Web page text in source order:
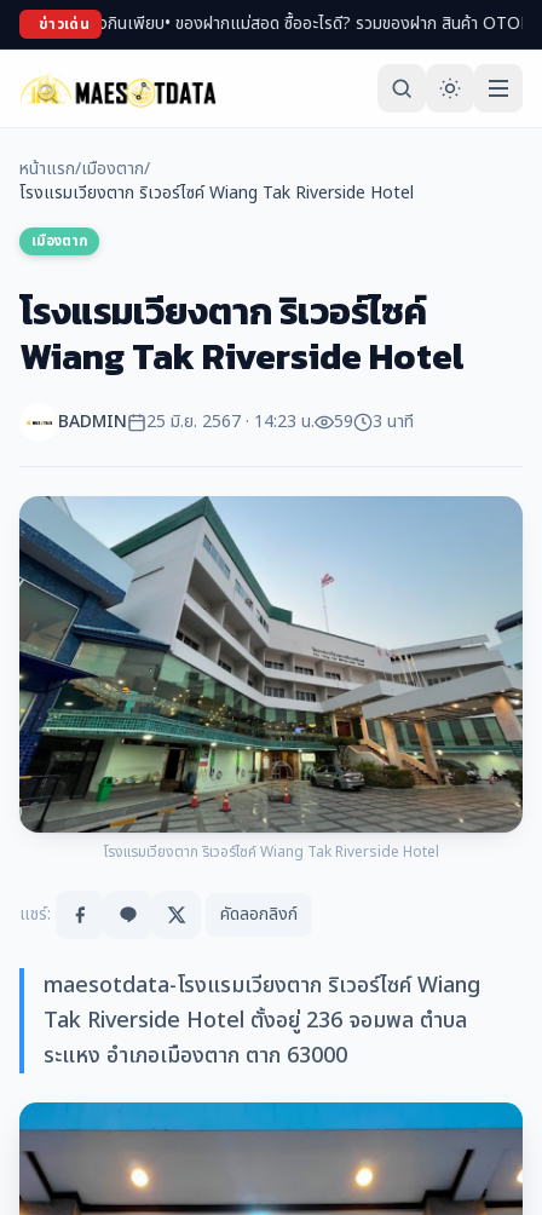
ข่าวเด่น
เพียบ• ของฝากแม่สอด ซื้ออะไรดี? รวมของฝาก สินค้า OTOP ขึ้นชื่อ• เที่ยวแม่ส
หน้าแรก/เมืองตาก/
โรงแรมเวียงตาก ริเวอร์ไซค์ Wiang Tak Riverside Hotel
เมืองตาก
โรงแรมเวียงตาก ริเวอร์ไซค์
Wiang Tak Riverside Hotel
BADMIN 25 มิ.ย. 2567 · 14:23 น. 59 3 นาที
โรงแรมเวียงตาก ริเวอร์ไซค์ Wiang Tak Riverside Hotel
แชร์: คัดลอกลิงก์
maesotdata-โรงแรมเวียงตาก ริเวอร์ไซค์ Wiang
Tak Riverside Hotel ตั้งอยู่ 236 จอมพล ตำบล
ระแหง อำเภอเมืองตาก ตาก 63000